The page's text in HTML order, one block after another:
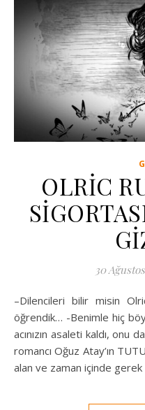
OLRİC
30
–Dilencileri bilir misin Olric?… —Sizin sayenizde onu da
öğrendik… -Benimle hiç
acınızın asaleti kaldı,
romancı Oğuz Atay’ın
alan ve zaman içinde